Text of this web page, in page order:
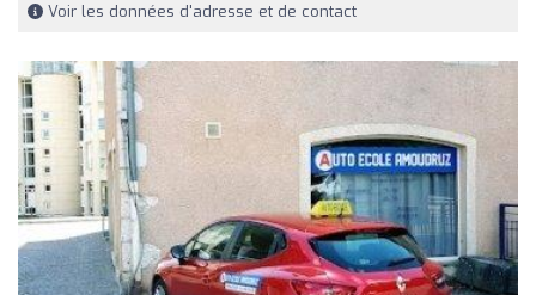
Voir les données d'adresse et de contact